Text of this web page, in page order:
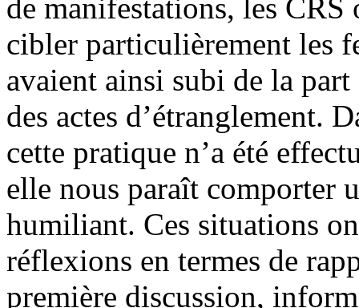
de manifestations, les
cibler particulièrement les
avaient ainsi subi de la
des actes d’étranglement.
cette pratique n’a été
elle nous paraît comporter
humiliant. Ces situations
réflexions en termes de
première discussion,